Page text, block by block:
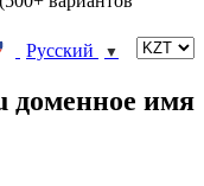
Русский
▼
доменное имя